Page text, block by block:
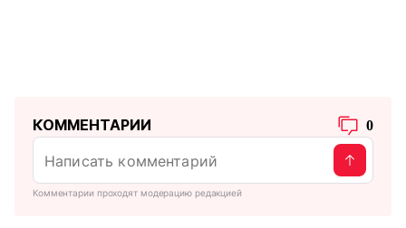
КОММЕНТАРИИ 0
Комментарии проходят модерацию редакцией